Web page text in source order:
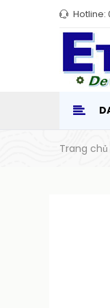
Hotline:
Trang chủ